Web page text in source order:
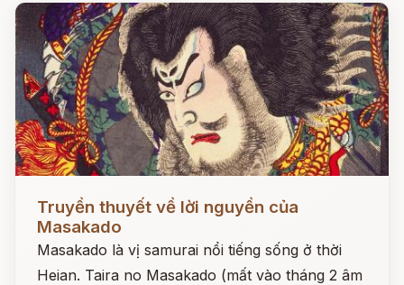
Đọc ngay
Truyền thuyết về lời nguyền của
Masakado
Masakado là vị samurai nổi tiếng sống ở thời
Heian. Taira no Masakado (mất vào tháng 2 âm